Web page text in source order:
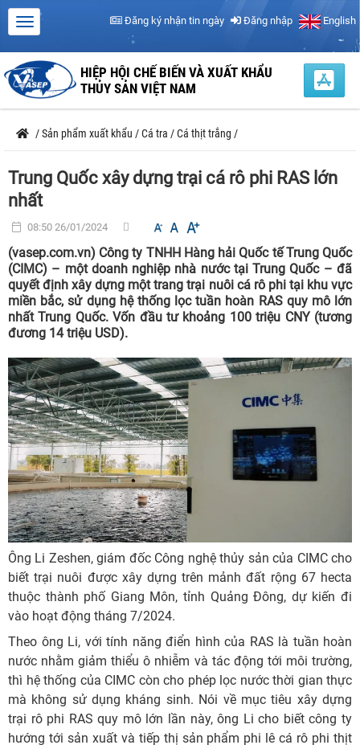
Đăng ký nhận tin ngày Đăng nhập English
HIỆP HỘI CHẾ BIẾN VÀ XUẤT KHẨU
THỦY SẢN VIỆT NAM
/Sản phẩm xuất khẩu /Cá tra /Cá thịt trắng /
Trung Quốc xây dựng trại cá rô phi RAS lớn
nhất
08:50 26/01/2024
(vasep.com.vn) Công ty TNHH Hàng hải Quốc tế Trung Quốc
(CIMC) – một doanh nghiệp nhà nước tại Trung Quốc – đã
quyết định xây dựng một trang trại nuôi cá rô phi tại khu vực
miền bắc, sử dụng hệ thống lọc tuần hoàn RAS quy mô lớn
nhất Trung Quốc. Vốn đầu tư khoảng 100 triệu CNY (tương
đương 14 triệu USD).
Ông Li Zeshen, giám đốc Công nghệ thủy sản của CIMC cho
biết trại nuôi được xây dựng trên mảnh đất rộng 67 hecta
thuộc thành phố Giang Môn, tỉnh Quảng Đông, dự kiến đi
vào hoạt động tháng 7/2024.
Theo ông Li, với tính năng điển hình của RAS là tuần hoàn
nước nhằm giảm thiểu ô nhiễm và tác động tới môi trường,
thì hệ thống của CIMC còn cho phép lọc nước thời gian thực
mà không sử dụng kháng sinh. Nói về mục tiêu xây dựng
trại rô phi RAS quy mô lớn lần này, ông Li cho biết công ty
hướng tới sản xuất và tiếp thị sản phẩm phi lê cá rô phi thịt